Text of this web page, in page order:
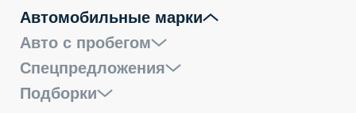
Автомобильные марки
Авто с пробегом
Спецпредложения
Подборки